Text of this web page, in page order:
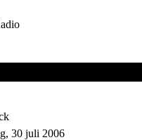
30 juli 2006